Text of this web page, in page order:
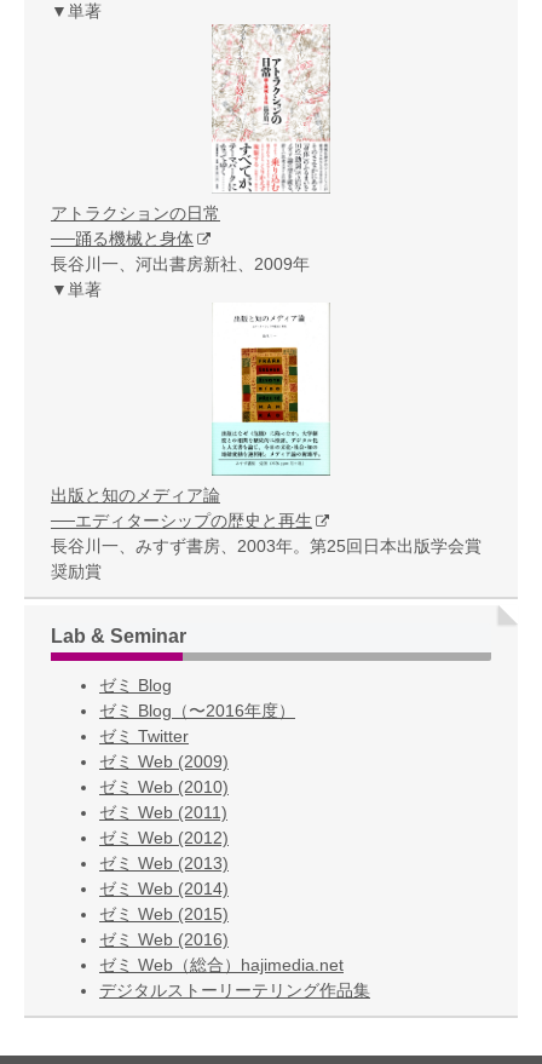
▼単著
アトラクションの日常
──踊る機械と身体
長谷川一、河出書房新社、2009年
▼単著
出版と知のメディア論
──エディターシップの歴史と再生
長谷川一、みすず書房、2003年。第25回日本出版学会賞
奨励賞
Lab & Seminar
ゼミ Blog
ゼミ Blog（〜2016年度）
ゼミ Twitter
ゼミ Web (2009)
ゼミ Web (2010)
ゼミ Web (2011)
ゼミ Web (2012)
ゼミ Web (2013)
ゼミ Web (2014)
ゼミ Web (2015)
ゼミ Web (2016)
ゼミ Web（総合）hajimedia.net
デジタルストーリーテリング作品集